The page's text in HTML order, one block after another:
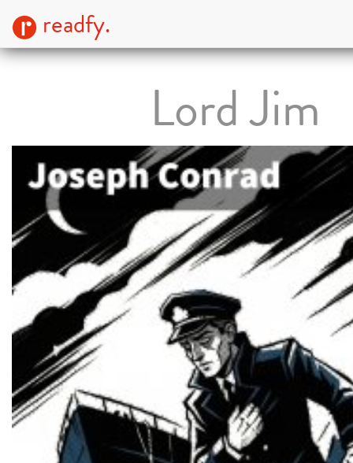
readfy.
Lord Jim